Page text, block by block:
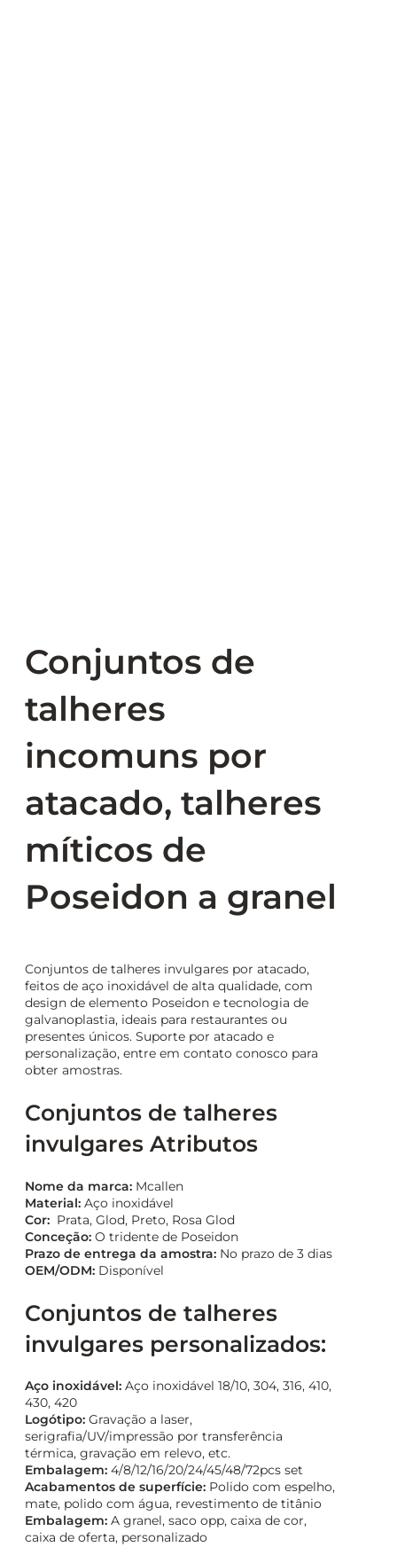
Conjuntos de
talheres
incomuns por
atacado, talheres
míticos de
Poseidon a granel
Conjuntos de talheres invulgares por atacado,
feitos de aço inoxidável de alta qualidade, com
design de elemento Poseidon e tecnologia de
galvanoplastia, ideais para restaurantes ou
presentes únicos. Suporte por atacado e
personalização, entre em contato conosco para
obter amostras.
Conjuntos de talheres
invulgares Atributos
Nome da marca: Mcallen
Material: Aço inoxidável
Cor: Prata, Glod, Preto, Rosa Glod
Conceção: O tridente de Poseidon
Prazo de entrega da amostra: No prazo de 3 dias
OEM/ODM: Disponível
Conjuntos de talheres
invulgares personalizados:
Aço inoxidável: Aço inoxidável 18/10, 304, 316, 410,
430, 420
Logótipo: Gravação a laser,
serigrafia/UV/impressão por transferência
térmica, gravação em relevo, etc.
Embalagem: 4/8/12/16/20/24/45/48/72pcs set
Acabamentos de superfície: Polido com espelho,
mate, polido com água, revestimento de titânio
Embalagem: A granel, saco opp, caixa de cor,
caixa de oferta, personalizado